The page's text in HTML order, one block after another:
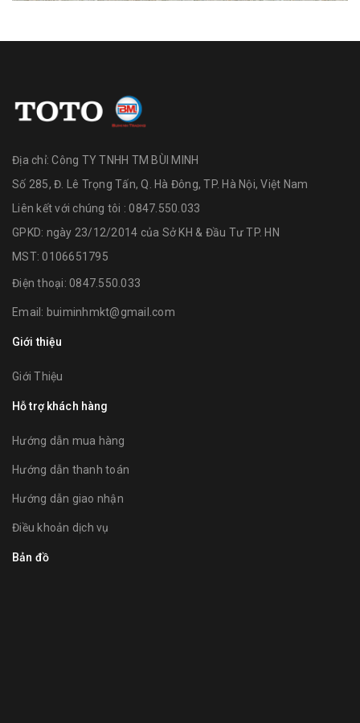
Địa chỉ:Công TY TNHH TM BÙI MINH
Số 285, Đ. Lê Trọng Tấn, Q. Hà Đông, TP. Hà Nội, Việt Nam
Liên kết với chúng tôi : 0847.550.033
GPKD: ngày 23/12/2014 của Sở KH & Đầu Tư TP. HN
MST: 0106651795
Điện thoại: 0847.550.033
Email: buiminhmkt@gmail.com
Giới thiệu
Giới Thiệu
Hỗ trợ khách hàng
Hướng dẫn mua hàng
Hướng dẫn thanh toán
Hướng dẫn giao nhận
Điều khoản dịch vụ
Bản đồ